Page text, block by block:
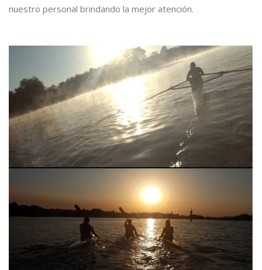
nuestro personal brindando la mejor atención.